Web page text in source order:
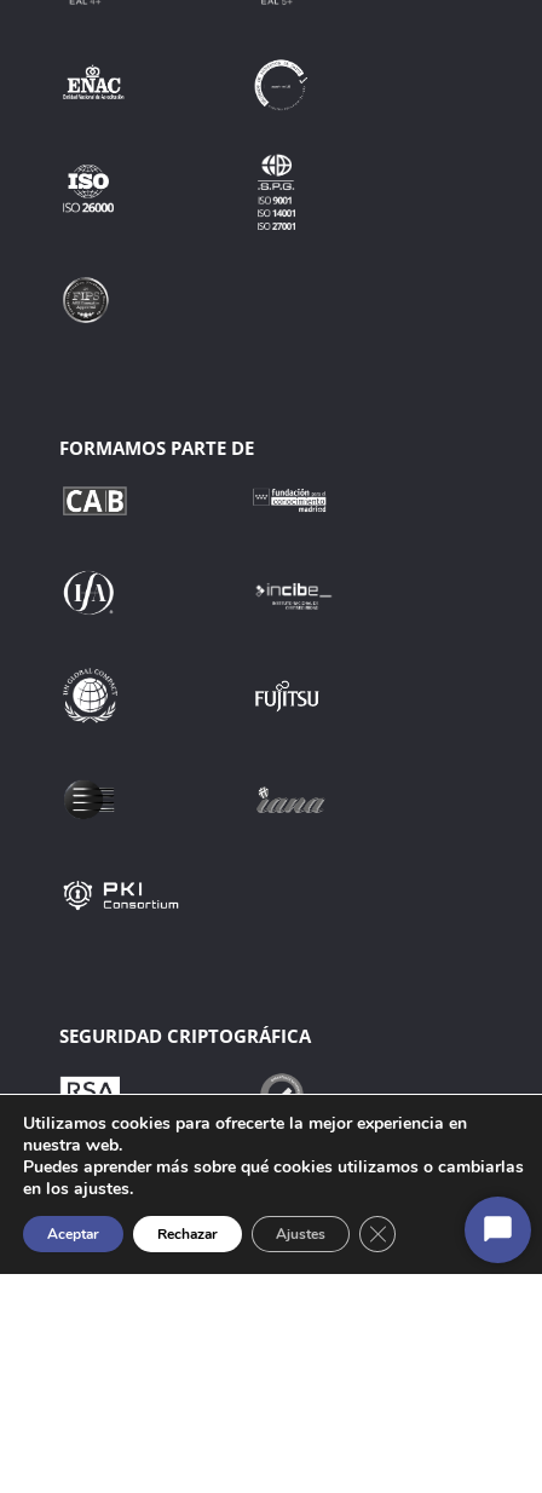
FORMAMOS PARTE DE
SEGURIDAD CRIPTOGRÁFICA
Utilizamos cookies para ofrecerte la mejor experiencia en
nuestra web.
Puedes aprender más sobre qué cookies utilizamos o cambiarlas
en los ajustes.
Aceptar Rechazar Ajustes Cerrar el banner de
chat